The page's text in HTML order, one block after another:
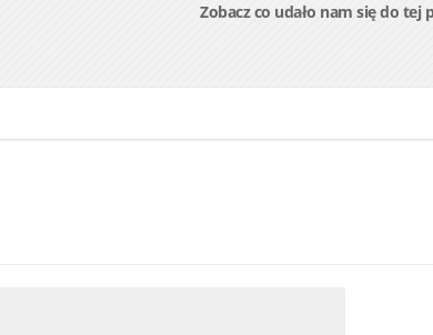
Zobacz co udało nam się do tej